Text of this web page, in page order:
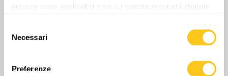
privacy sono applicabili solo su questa proprietà digitale
modificare o revocare il proprio consenso in qualsiasi
momento dalla Dichiarazione sui cookie o facendo clic
delNecessari
Preferenze
di cibo e acqua al giorno. Cinquanta plotoni di
richiedono circa 350 chilogrammi, ovvero 700